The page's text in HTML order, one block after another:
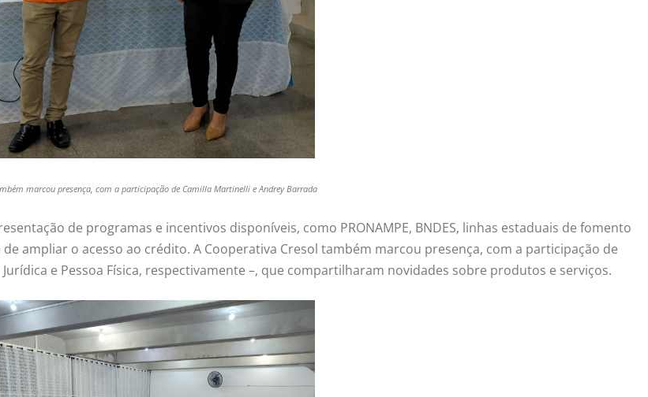
marcou presença, com a participação de Camilla Martinelli e Andrey Barrada
de programas e incentivos disponíveis, como PRONAMPE, BNDES, linhas estaduais de fomento
ampliar o acesso ao crédito. A Cooperativa Cresol também marcou presença, com a participação de
e Pessoa Física, respectivamente –, que compartilharam novidades sobre produtos e serviços.